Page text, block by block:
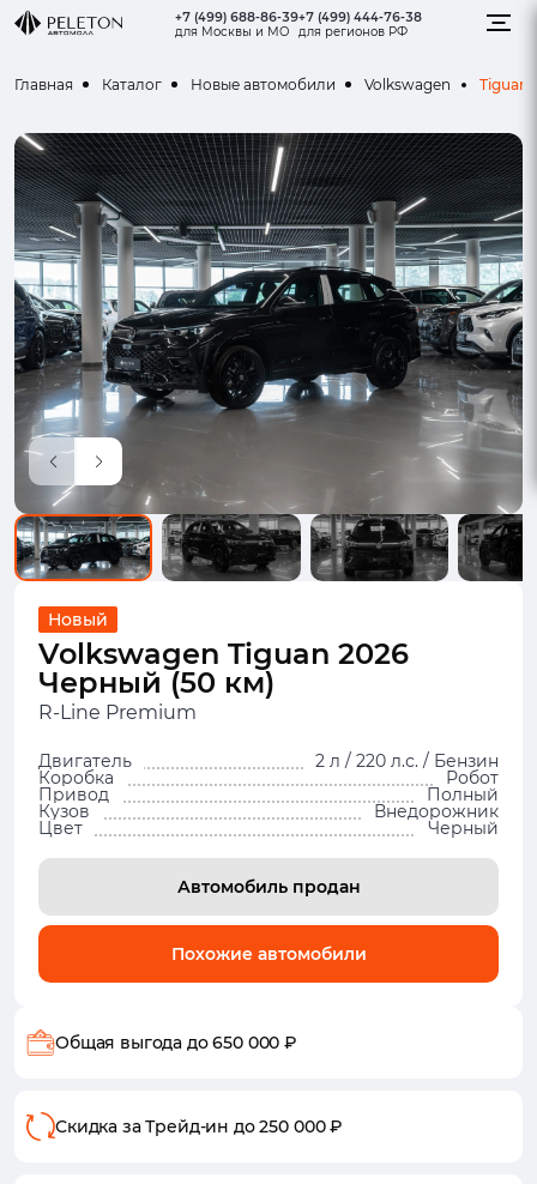
+7 (499) 688-86-39
для Москвы и МО
+7 (499) 444-76-38
для регионов РФ
Главная Каталог Новые автомобили Volkswagen Tiguan
Новый
Volkswagen Tiguan 2026
Черный (50 км)
R-Line Premium
Двигатель 2 л / 220 л.с. / Бензин
Коробка Робот
Привод Полный
Кузов Внедорожник
Цвет Черный
Автомобиль продан
Похожие автомобили
Общая выгода до 650 000 ₽
Скидка за Трейд-ин до 250 000 ₽